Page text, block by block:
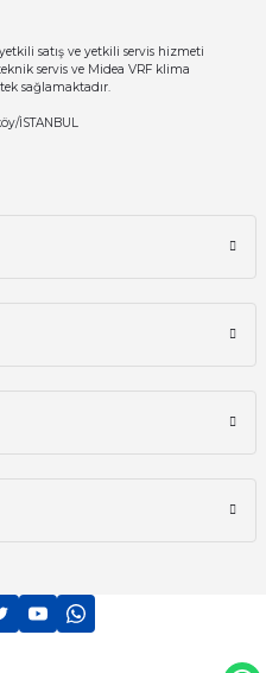
satış ve yetkili servis hizmeti
servis ve Midea VRF klima
sağlamaktadır.
İSTANBUL